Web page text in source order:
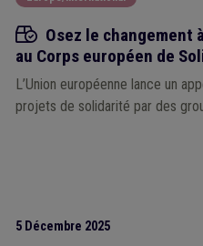
Appels à projets
Osez le changement
au Corps européen de
L’Union européenne lance un
projets de solidarité par des
5 Décembre 2025